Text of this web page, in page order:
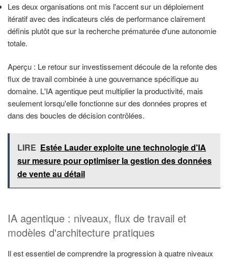
Les deux organisations ont mis l'accent sur un déploiement
itératif avec des indicateurs clés de performance clairement
définis plutôt que sur la recherche prématurée d'une autonomie
totale.
Aperçu : Le retour sur investissement découle de la refonte des
flux de travail combinée à une gouvernance spécifique au
domaine. L'IA agentique peut multiplier la productivité, mais
seulement lorsqu'elle fonctionne sur des données propres et
dans des boucles de décision contrôlées.
LIRE Estée Lauder exploite une technologie d'IA
sur mesure pour optimiser la gestion des données
de vente au détail
IA agentique : niveaux, flux de travail et
modèles d'architecture pratiques
Il est essentiel de comprendre la progression à quatre niveaux